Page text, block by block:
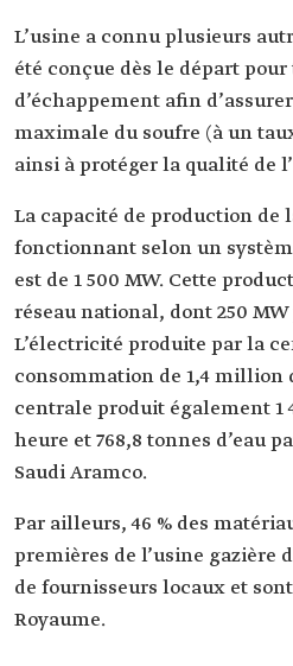
L’usine a connu plusieurs
été conçue dès le départ
d’échappement afin
maximale du soufre (à un
ainsi à protéger la qualité de
La capacité de production de
fonctionnant selon un
est de 1 500 MW. Cette
réseau national, dont 250
L’électricité produite par la
consommation de 1,4 million
centrale produit également 1
heure et 768,8 tonnes d’eau
Saudi Aramco.
Par ailleurs, 46 % des
premières de l’usine gazière
de fournisseurs locaux et
Royaume.